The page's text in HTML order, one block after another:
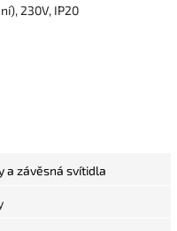
230V, IP20
a závěsná svítidla